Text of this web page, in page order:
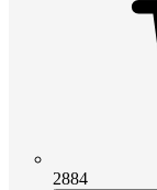
2884